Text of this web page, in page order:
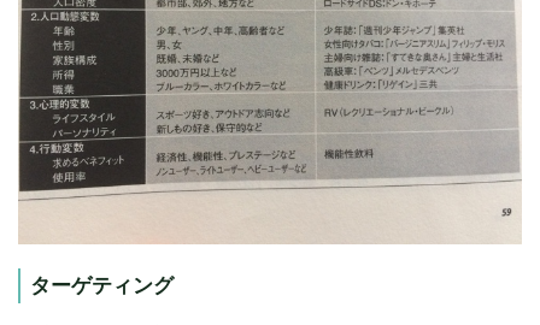
ターゲティング